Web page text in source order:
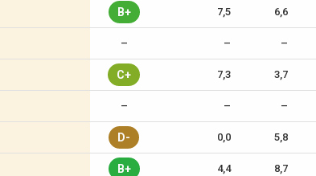
B+ 7,5 6,6
– – –
C+ 7,3 3,7
– – –
D- 0,0 5,8
B+ 4,4 8,7